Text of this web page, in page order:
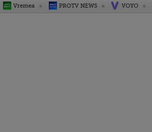
Vremea PROTV NEWS VOYO